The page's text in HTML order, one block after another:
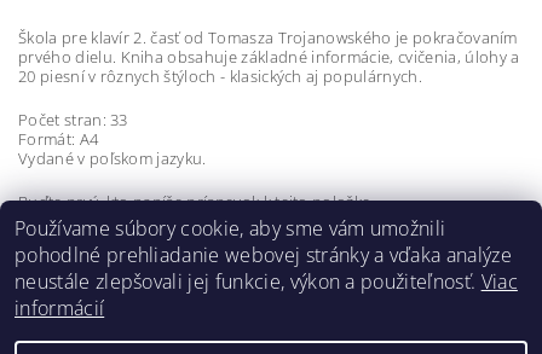
Škola pre klavír 2. časť od Tomasza Trojanowského je pokračovaním
prvého dielu. Kniha obsahuje základné informácie, cvičenia, úlohy a
20 piesní v rôznych štýloch - klasických aj populárnych.
Počet stran: 33
Formát: A4
Vydané v poľskom jazyku.
Buďte prvý, kto napíše príspevok k tejto položke.
Pridať komentár
Používame súbory cookie, aby sme vám umožnili
pohodlné prehliadanie webovej stránky a vďaka analýze
neustále zlepšovali jej funkcie, výkon a použiteľnosť. Viac
informácií